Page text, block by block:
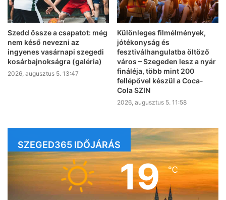
Szedd össze a csapatot: még
nem késő nevezni az
ingyenes vasárnapi szegedi
kosárbajnokságra (galéria)
2026, augusztus 5. 13:47
Különleges filmélmények,
jótékonyság és
fesztiválhangulatba öltöző
város – Szegeden lesz a nyár
fináléja, több mint 200
fellépővel készül a Coca-
Cola SZIN
2026, augusztus 5. 11:58
SZEGED365 IDŐJÁRÁS
19℃